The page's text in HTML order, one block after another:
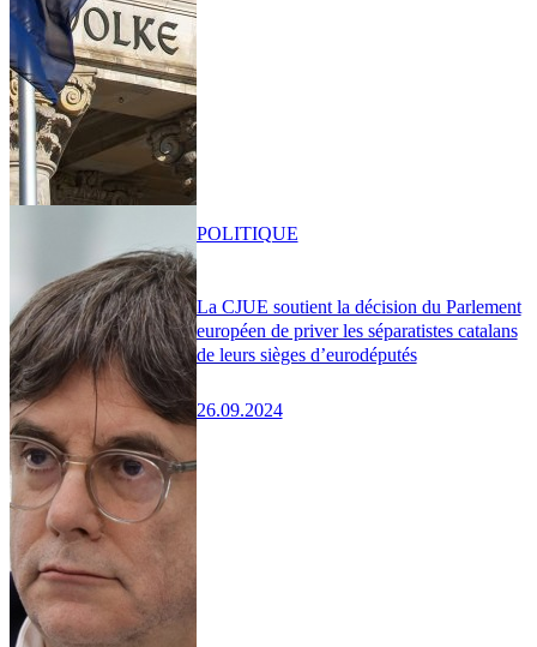
La CJUE soutient la décision du Parlement
européen de priver les séparatistes catalans
de leurs sièges d’eurodéputés
26.09.2024
POLITIQUE